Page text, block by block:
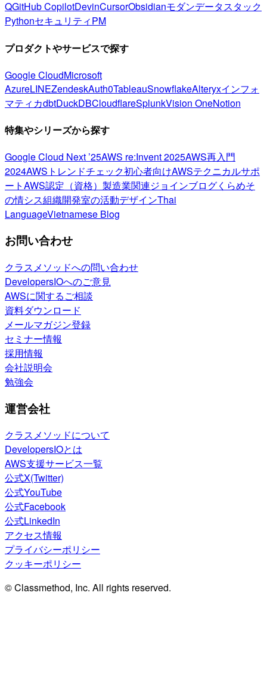
QGitHub CopilotDevinCursorObsidianモダンデータスタック
PythonセキュリティPM
プロダクトやサービスで探す
Google CloudMicrosoft
AzureLINEZendeskAuth0TableauSnowflakeAlteryxインフォ
マティカdbtDuckDBCloudflareSplunkVision OneNotion
特集やシリーズから探す
Google Cloud Next ’25AWS re:Invent 2025AWS再入門
2024AWSトレンドチェック初心者向けAWSテクニカルサポ
ートAWS認定（資格） 製造業関連ジョインブログくらめそ
の情シス組織開発室の活動デザインThai
LanguageVietnamese Blog
お問い合わせ
クラスメソッドへの問い合わせ
DevelopersIOへのご意見
AWSに関するご相談
資料ダウンロード
メールマガジン登録
セミナー情報
採用情報
会社説明会
勉強会
運営会社
クラスメソッドについて
DevelopersIOとは
AWS支援サービス一覧
公式X(Twitter)
公式YouTube
公式Facebook
公式LinkedIn
アクセス情報
プライバシーポリシー
クッキーポリシー
© Classmethod, Inc. All rights reserved.